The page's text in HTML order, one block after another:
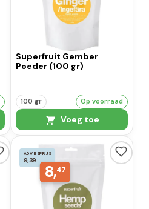
Superfruit Gember
Poeder (100 gr)
100 gr Op voorraad
Voeg toe
ADVIESPRIJS
9,39
8,47